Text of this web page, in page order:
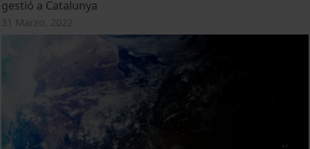
gestió a Catalunya
31 Marzo, 2022